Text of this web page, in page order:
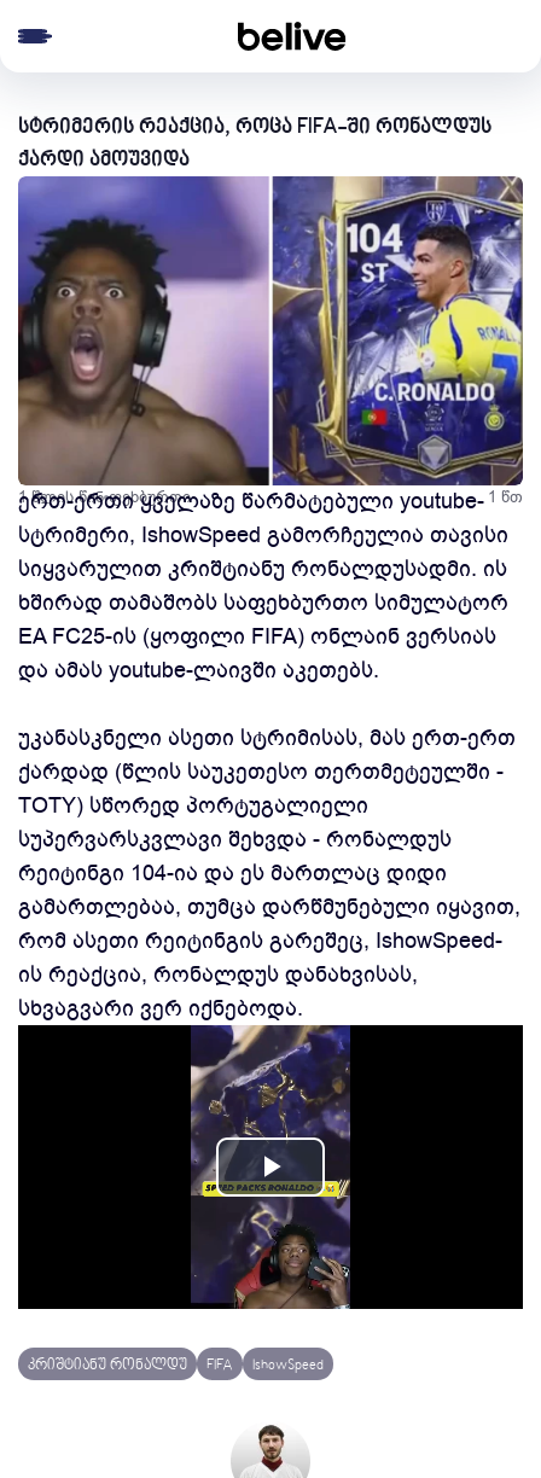
სტრიმერის რეაქცია, როცა FIFA-ში რონალდუს
ქარდი ამოუვიდა
1 წლის წინ ფეხბურთი 1 წთ
ერთ-ერთი ყველაზე წარმატებული youtube-
სტრიმერი, IshowSpeed გამორჩეულია თავისი
სიყვარულით კრიშტიანუ რონალდუსადმი. ის
ხშირად თამაშობს საფეხბურთო სიმულატორ
EA FC25-ის (ყოფილი FIFA) ონლაინ ვერსიას
და ამას youtube-ლაივში აკეთებს.
უკანასკნელი ასეთი სტრიმისას, მას ერთ-ერთ
ქარდად (წლის საუკეთესო თერთმეტეულში -
TOTY) სწორედ პორტუგალიელი
სუპერვარსკვლავი შეხვდა - რონალდუს
რეიტინგი 104-ია და ეს მართლაც დიდი
გამართლებაა, თუმცა დარწმუნებული იყავით,
რომ ასეთი რეიტინგის გარეშეც, IshowSpeed-
ის რეაქცია, რონალდუს დანახვისას,
სხვაგვარი ვერ იქნებოდა.
Play
Video
კრიშტიანუ რონალდუ FIFA IshowSpeed